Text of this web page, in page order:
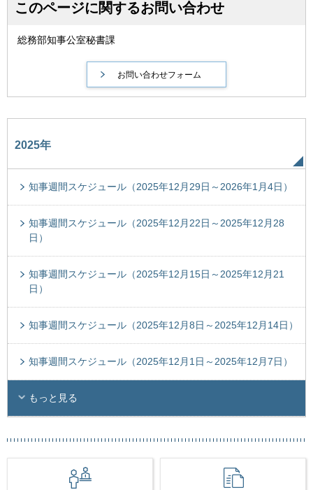
このページに関するお問い合わせ
総務部知事公室秘書課
2025年
知事週間スケジュール（2025年12月29日～2026年1月4日）
知事週間スケジュール（2025年12月22日～2025年12月28
日）
知事週間スケジュール（2025年12月15日～2025年12月21
日）
知事週間スケジュール（2025年12月8日～2025年12月14日）
知事週間スケジュール（2025年12月1日～2025年12月7日）
もっと見る